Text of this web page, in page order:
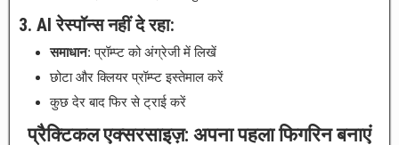
3. AI रेस्पॉन्स नहीं दे रहा:
समाधान: प्रॉम्प्ट को अंग्रेजी में लिखें
छोटा और क्लियर प्रॉम्प्ट इस्तेमाल करें
कुछ देर बाद फिर से ट्राई करें
प्रैक्टिकल एक्सरसाइज़: अपना पहला फिगरिन बनाएं